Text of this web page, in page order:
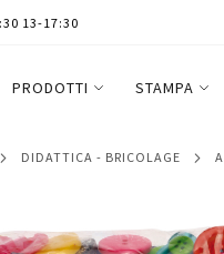
13-17:30
PRODOTTI STAMPA
DIDATTICA - BRICOLAGE